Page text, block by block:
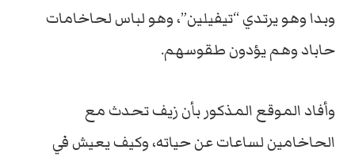
وبدا وهو يرتدي “تيفيلين”، وهو لباس لحاخامات
حاباد وهم يؤدون طقوسهم.
وأفاد الموقع المذكور بأن زيف تحدث مع
الحاخامين لساعات عن حياته، وكيف يعيش في